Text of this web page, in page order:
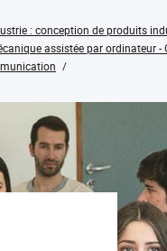
: conception de produits
assistée par ordinateur